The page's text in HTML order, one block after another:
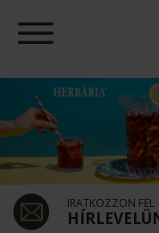
IRATKOZZON FEL